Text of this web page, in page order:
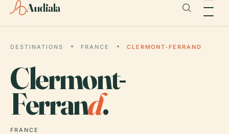
Audiala
DESTINATIONS FRANCE CLERMONT-FERRAND
Clermont-
Ferrand.
FRANCE